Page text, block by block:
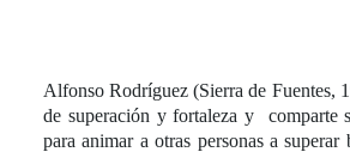
Alfonso Rodríguez (Sierra de Fuentes,
de superación y fortaleza y comparte
para animar a otras personas a superar